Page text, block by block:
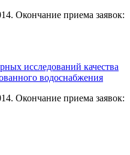
Окончание приема заявок:
исследований качества
водоснабжения
Окончание приема заявок: